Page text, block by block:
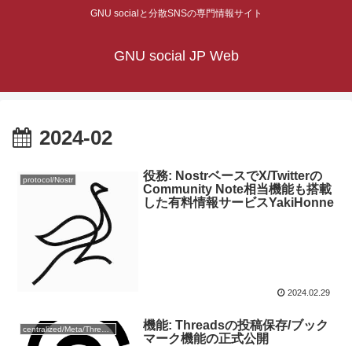
GNU socialと分散SNSの専門情報サイト
GNU social JP Web
2024-02
protocol/Nostr
役務: NostrベースでX/Twitterの
Community Note相当機能も搭載
した有料情報サービスYakiHonne
2024.02.29
centralized/Meta/Threads
機能: Threadsの投稿保存/ブック
マーク機能の正式公開